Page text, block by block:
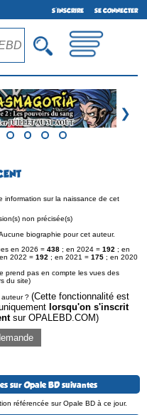
S'INSCRIRE SE CONNECTER
❯
information sur la naissance de cet
non précisée(s)
biographie pour cet auteur.
en 2026 = 438 ; en 2024 = 192 ; en
2022 = 192 ; en 2021 = 175 ; en 2020
prend pas en compte les vues des
du site)
auteur ? (Cette fonctionnalité est
lorsqu'on s'inscrit
sur OPALEBD.COM)
sur Opale BD suivantes
référencée sur Opale BD à ce jour.